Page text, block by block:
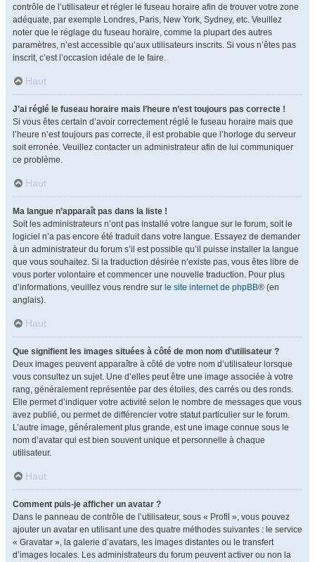
contrôle de l’utilisateur et régler le fuseau horaire afin de trouver votre zone
adéquate, par exemple Londres, Paris, New York, Sydney, etc. Veuillez
noter que le réglage du fuseau horaire, comme la plupart des autres
paramètres, n’est accessible qu’aux utilisateurs inscrits. Si vous n’êtes pas
inscrit, c’est l’occasion idéale de le faire.
Haut
J’ai réglé le fuseau horaire mais l’heure n’est toujours pas correcte !
Si vous êtes certain d’avoir correctement réglé le fuseau horaire mais que
l’heure n’est toujours pas correcte, il est probable que l’horloge du serveur
soit erronée. Veuillez contacter un administrateur afin de lui communiquer
ce problème.
Haut
Ma langue n’apparaît pas dans la liste !
Soit les administrateurs n’ont pas installé votre langue sur le forum, soit le
logiciel n’a pas encore été traduit dans votre langue. Essayez de demander
à un administrateur du forum s’il est possible qu’il puisse installer la langue
que vous souhaitez. Si la traduction désirée n’existe pas, vous êtes libre de
vous porter volontaire et commencer une nouvelle traduction. Pour plus
d’informations, veuillez vous rendre sur le site internet de phpBB® (en
anglais).
Haut
Que signifient les images situées à côté de mon nom d’utilisateur ?
Deux images peuvent apparaître à côté de votre nom d’utilisateur lorsque
vous consultez un sujet. Une d’elles peut être une image associée à votre
rang, généralement représentée par des étoiles, des carrés ou des ronds.
Elle permet d’indiquer votre activité selon le nombre de messages que vous
avez publié, ou permet de différencier votre statut particulier sur le forum.
L’autre image, généralement plus grande, est une image connue sous le
nom d’avatar qui est bien souvent unique et personnelle à chaque
utilisateur.
Haut
Comment puis-je afficher un avatar ?
Dans le panneau de contrôle de l’utilisateur, sous « Profil », vous pouvez
ajouter un avatar en utilisant une des quatre méthodes suivantes : le service
« Gravatar », la galerie d’avatars, les images distantes ou le transfert
d’images locales. Les administrateurs du forum peuvent activer ou non la